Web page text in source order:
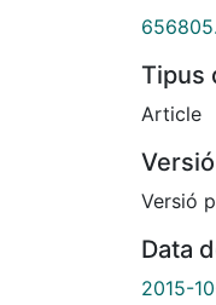
Tipus
Article
Versió
Versió
Data
2015-